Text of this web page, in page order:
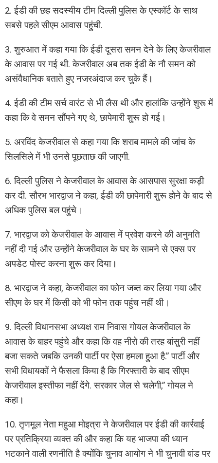
2. ईडी की छह सदस्यीय टीम दिल्ली पुलिस के एस्कॉर्ट के साथ
सबसे पहले सीएम आवास पहुंची.
3. शुरुआत में कहा गया कि ईडी दूसरा समन देने के लिए केजरीवाल
के आवास पर गई थी. केजरीवाल अब तक ईडी के नौ समन को
असंवैधानिक बताते हुए नजरअंदाज कर चुके हैं।
4. ईडी की टीम सर्च वारंट से भी लैस थी और हालांकि उन्होंने शुरू में
कहा कि वे समन सौंपने गए थे, छापेमारी शुरू हो गई।
5. अरविंद केजरीवाल से कहा गया कि शराब मामले की जांच के
सिलसिले में भी उनसे पूछताछ की जाएगी.
6. दिल्ली पुलिस ने केजरीवाल के आवास के आसपास सुरक्षा कड़ी
कर दी. सौरभ भारद्वाज ने कहा, ईडी की छापेमारी शुरू होने के बाद से
अधिक पुलिस बल पहुंचे।
7. भारद्वाज को केजरीवाल के आवास में प्रवेश करने की अनुमति
नहीं दी गई और उन्होंने केजरीवाल के घर के सामने से एक्स पर
अपडेट पोस्ट करना शुरू कर दिया।
8. भारद्वाज ने कहा, केजरीवाल का फोन जब्त कर लिया गया और
सीएम के घर में किसी को भी फोन तक पहुंच नहीं थी।
9. दिल्ली विधानसभा अध्यक्ष राम निवास गोयल केजरीवाल के
आवास के बाहर पहुंचे और कहा कि वह नीरो की तरह बांसुरी नहीं
बजा सकते जबकि उनकी पार्टी पर ऐसा हमला हुआ है.” पार्टी और
सभी विधायकों ने फैसला किया है कि गिरफ्तारी के बाद सीएम
केजरीवाल इस्तीफा नहीं देंगे. सरकार जेल से चलेगी,” गोयल ने
कहा।
10. तृणमूल नेता महुआ मोइत्रा ने केजरीवाल पर ईडी की कार्रवाई
पर प्रतिक्रिया व्यक्त की और कहा कि यह भाजपा की ध्यान
भटकाने वाली रणनीति है क्योंकि चुनाव आयोग ने भी चुनावी बांड पर